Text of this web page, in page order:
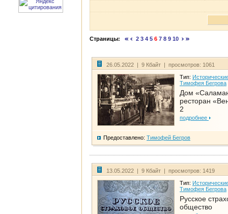
Страницы: 2 3 4 5 6 7 8 9 10
26.05.2022 | 9 Кбайт | просмотров: 1061
Тип:
Тимофея Бегрова
Дом
ресторан
2
подробнее
Предоставлено: Тимофей Бегров
13.05.2022 | 9 Кбайт | просмотров: 1419
Тип:
Тимофея Бегрова
Русское
общество